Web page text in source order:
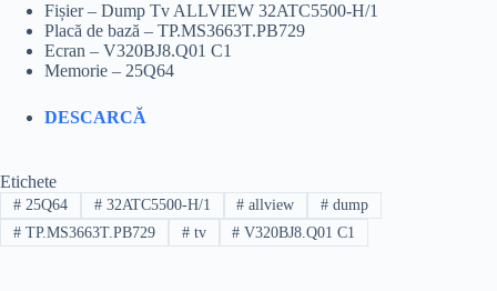
Fișier – Dump Tv ALLVIEW 32ATC5500-H/1
Placă de bază – TP.MS3663T.PB729
Ecran – V320BJ8.Q01 C1
Memorie – 25Q64
DESCARCĂ
Etichete
#25Q64 #32ATC5500-H/1 # allview # dump
#TP.MS3663T.PB729 #tv # V320BJ8.Q01 C1